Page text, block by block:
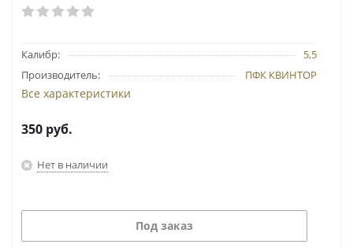
Калибр:
5,5
Производитель:
ПФК КВИНТОР
Все характеристики
350 руб.
Нет в наличии
Под заказ